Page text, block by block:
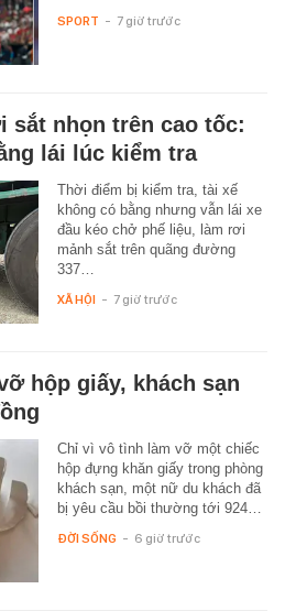
SPORT - 7 giờ trước
sắt nhọn trên cao tốc:
lái lúc kiểm tra
Thời điểm bị kiểm tra, tài xế
không có bằng nhưng vẫn lái xe
đầu kéo chở phế liệu, làm rơi
mảnh sắt trên quãng đường
337…
XÃ HỘI - 7 giờ trước
hộp giấy, khách sạn
Chỉ vì vô tình làm vỡ một chiếc
hộp đựng khăn giấy trong phòng
khách sạn, một nữ du khách đã
bị yêu cầu bồi thường tới 924…
ĐỜI SỐNG - 6 giờ trước